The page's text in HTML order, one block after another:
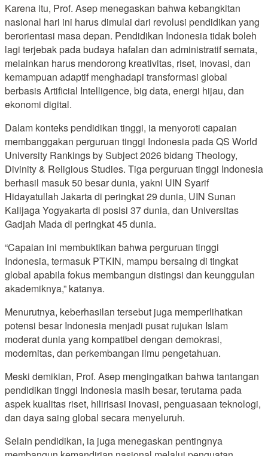
Karena itu, Prof. Asep menegaskan bahwa kebangkitan
nasional hari ini harus dimulai dari revolusi pendidikan yang
berorientasi masa depan. Pendidikan Indonesia tidak boleh
lagi terjebak pada budaya hafalan dan administratif semata,
melainkan harus mendorong kreativitas, riset, inovasi, dan
kemampuan adaptif menghadapi transformasi global
berbasis Artificial Intelligence, big data, energi hijau, dan
ekonomi digital.
Dalam konteks pendidikan tinggi, ia menyoroti capaian
membanggakan perguruan tinggi Indonesia pada QS World
University Rankings by Subject 2026 bidang Theology,
Divinity & Religious Studies. Tiga perguruan tinggi Indonesia
berhasil masuk 50 besar dunia, yakni UIN Syarif
Hidayatullah Jakarta di peringkat 29 dunia, UIN Sunan
Kalijaga Yogyakarta di posisi 37 dunia, dan Universitas
Gadjah Mada di peringkat 45 dunia.
“Capaian ini membuktikan bahwa perguruan tinggi
Indonesia, termasuk PTKIN, mampu bersaing di tingkat
global apabila fokus membangun distingsi dan keunggulan
akademiknya,” katanya.
Menurutnya, keberhasilan tersebut juga memperlihatkan
potensi besar Indonesia menjadi pusat rujukan Islam
moderat dunia yang kompatibel dengan demokrasi,
modernitas, dan perkembangan ilmu pengetahuan.
Meski demikian, Prof. Asep mengingatkan bahwa tantangan
pendidikan tinggi Indonesia masih besar, terutama pada
aspek kualitas riset, hilirisasi inovasi, penguasaan teknologi,
dan daya saing global secara menyeluruh.
Selain pendidikan, ia juga menegaskan pentingnya